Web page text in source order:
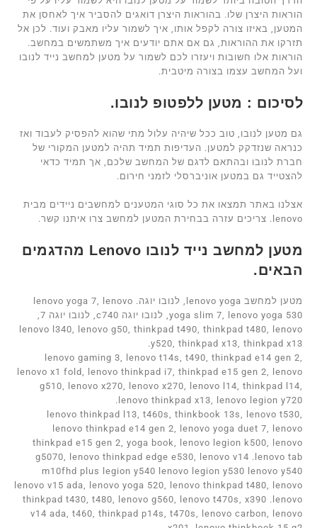
הוראות היצרן שלו. בהוראות היצרן דואגים להסביר איך לאחסן את
המטען, באיזו צורה לקפל אותו, איך לשמור עליו מאבק ועוד. לכן אל
תזרקו את ההוראות, גם אם אתם יודעים איך משתמשים במחשב.
הוראות אלו חשובות ויעזרו לכם לשמור על מטען למחשב נייד לנובו
ועל המחשב עצמו בצורה מיטבית.
לסיכום : מטען ללפטופ לנובו.
גם מטען לנובו, טוב ככל שיהיה עלול מתי שהוא להפסיק לעבוד ואז
כנראה שנזדקק למטען. העדיפות תמיד תהיה למטען המקורי של
חברת לנובו ובהתאם לדגם של המחשב שלכם, אך תמיד כדאי
להצטייד גם במטען אוניברסלי לזמני חירום.
אצלנו באתר תמצאו את כל סוגי המטענים למחשבים ניידים מבית
lenovo. צריכים עזרה בבחירת המטען למחשב צרו איתנו קשר.
מטען למחשב נייד לנובו Lenovo מהדגמים
הבאים.
מטען למחשב lenovo yoga, לנובו יוגה. lenovo yoga 7, lenovo
yoga slim 7, lenovo yoga 530, לנובו יוגה c740, לנובו יוגה 7,
lenovo l340, lenovo g50, thinkpad t490, thinkpad t480, lenovo
y520, thinkpad x13, thinkpad x13.
lenovo gaming 3, lenovo t14s, t490, thinkpad e14 gen 2,
lenovo x1 fold, lenovo thinkpad i7, thinkpad e15 gen 2, lenovo
g510, lenovo x270, lenovo x270, lenovo l14, thinkpad l14,
lenovo thinkpad x13, lenovo legion y720.
lenovo thinkpad l13, t460s, thinkbook 13s, lenovo t530,
lenovo thinkpad e14 gen 2, lenovo yoga duet 7, lenovo
thinkpad e15 gen 2, yoga book, lenovo legion k500, lenovo
g5070, lenovo thinkpad edge e530, lenovo v14 .lenovo tab
m10fhd plus legion y540 lenovo legion y530 lenovo y540
lenovo v15 ada, lenovo yoga 520, lenovo thinkpad t480, lenovo
thinkpad t430, t480, lenovo g560, lenovo t470s, x390 .lenovo
v14 ada, t460, thinkpad p14s, t470s, lenovo carbon, lenovo